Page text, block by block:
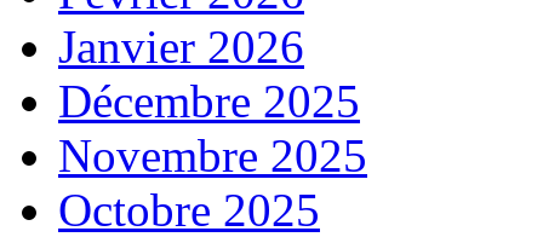
Janvier 2026
Décembre 2025
Novembre 2025
Octobre 2025